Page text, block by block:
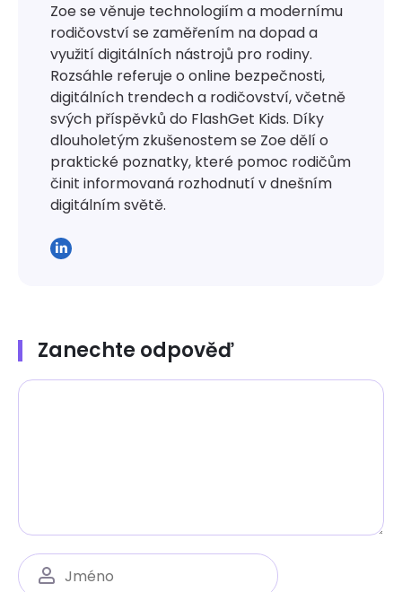
Zoe se věnuje technologiím a modernímu
rodičovství se zaměřením na dopad a
využití digitálních nástrojů pro rodiny.
Rozsáhle referuje o online bezpečnosti,
digitálních trendech a rodičovství, včetně
svých příspěvků do FlashGet Kids. Díky
dlouholetým zkušenostem se Zoe dělí o
praktické poznatky, které pomoc rodičům
činit informovaná rozhodnutí v dnešním
digitálním světě.
Zanechte odpověď